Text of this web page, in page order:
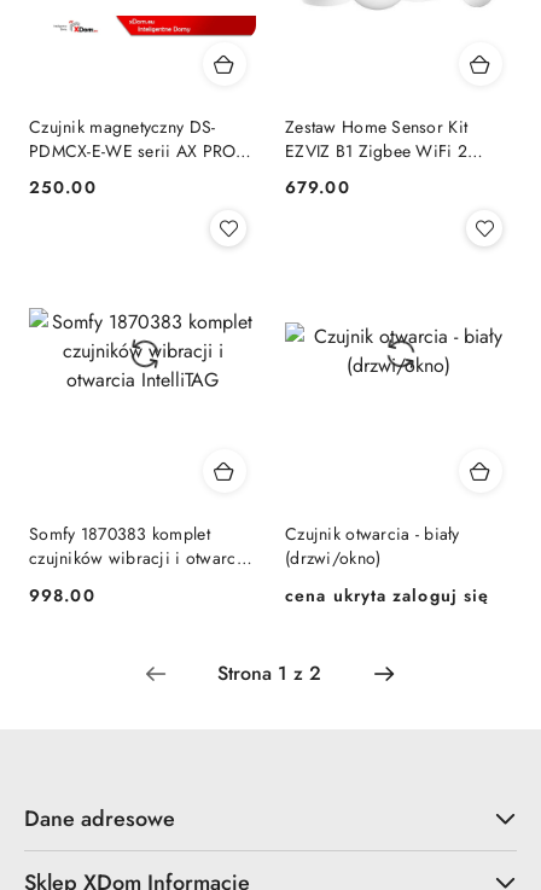
Czujnik magnetyczny DS-
PDMCX-E-WE serii AX PRO
Cena:
250.00
Zestaw Home Sensor Kit
EZVIZ B1 Zigbee WiFi 2
Cena:
679.00
Somfy 1870383 komplet
czujników wibracji i otwarcia
Cena:
998.00
Czujnik otwarcia - biały
(drzwi/okno)
Cena:
cena ukryta zaloguj się
Dane adresowe
Sklep XDom Informacje